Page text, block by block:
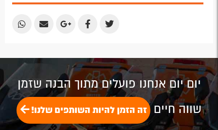
Share
Share
Share
Share
Share
יום יום אנחנו פועלים מתוך הבנה שזמן
שווה חיים זה הזמן להיות השותפים שלנו!